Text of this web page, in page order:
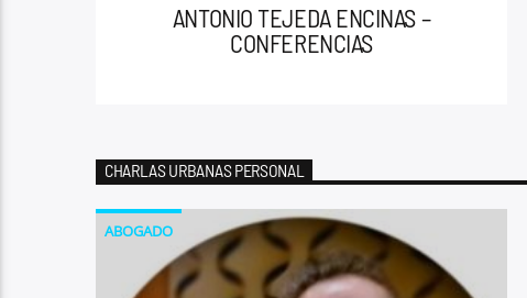
ANTONIO TEJEDA ENCINAS –
CONFERENCIAS
CHARLAS URBANAS PERSONAL
ABOGADO